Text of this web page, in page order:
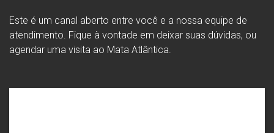
Este é um canal aberto entre você e a nossa equipe de
atendimento. Fique à vontade em deixar suas dúvidas, ou
agendar uma visita ao Mata Atlântica.